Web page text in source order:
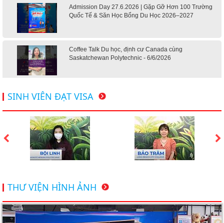
Admission Day 27.6.2026 | Gặp Gỡ Hơn 100 Trường
Quốc Tế & Săn Học Bổng Du Học 2026–2027
Coffee Talk Du học, định cư Canada cùng
Saskatchewan Polytechnic - 6/6/2026
Hội thảo du học Mỹ 18.4.2026 - Đại học Mỹ học phí
dưới 20k/ năm
Du học Mỹ 2026 - Lấy bằng cử nhân lúc 20 tuổi cùng
chương trình High School Completion, Washington
bạn khám phá
Du học Mỹ năm 2026: Cơ hội học tập và trải nghiệm tại
SINH VIÊN ĐẠT VISA
THƯ VIỆN HÌNH ẢNH